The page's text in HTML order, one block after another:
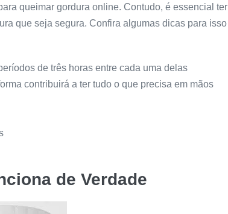
queimar gordura online. Contudo, é essencial ter
que seja segura. Confira algumas dicas para isso
de três horas entre cada uma delas
contribuirá a ter tudo o que precisa em mãos
de Verdade